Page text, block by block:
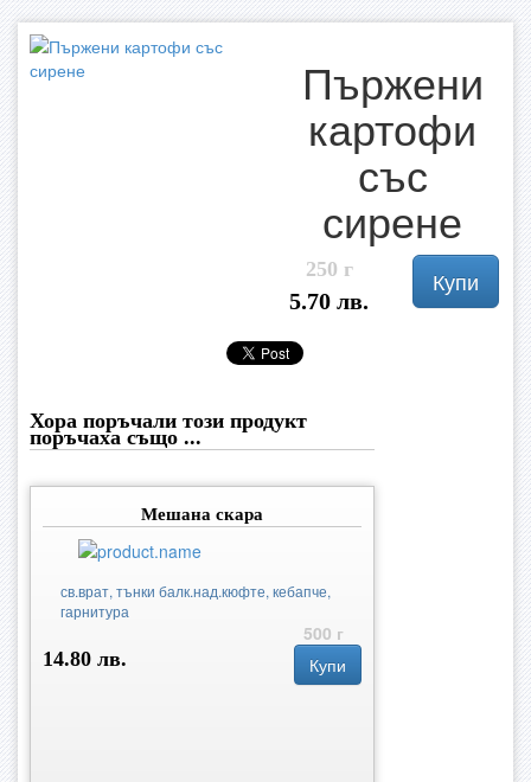
Пържени
картофи
със
сирене
250 г
5.70 лв.
Купи
Хора поръчали този продукт
поръчаха също ...
Мешана скара
св.врат, тънки балк.над.кюфте, кебапче,
гарнитура
500 г
14.80 лв.
Купи